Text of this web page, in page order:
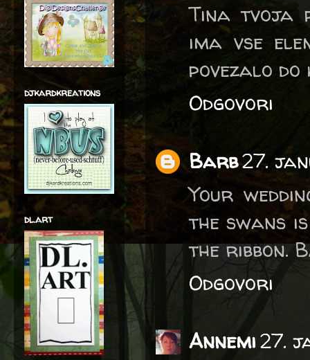
Tina tvoja
ima vse
povezalo do
Odgovori
Barb27.
Your
the swans
the ribbon.
Odgovori
Annemi27.
djkardkreations
dl.art